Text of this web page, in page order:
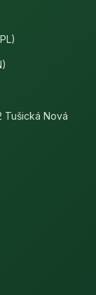
Tušická Nová